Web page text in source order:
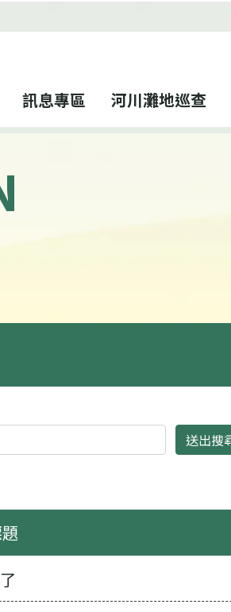
訊息專區 河川灘地巡查